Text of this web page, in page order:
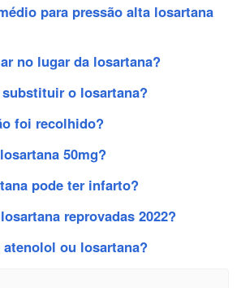
para pressão alta losartana
no lugar da losartana?
o losartana?
foi recolhido?
50mg?
pode ter infarto?
reprovadas 2022?
ou losartana?